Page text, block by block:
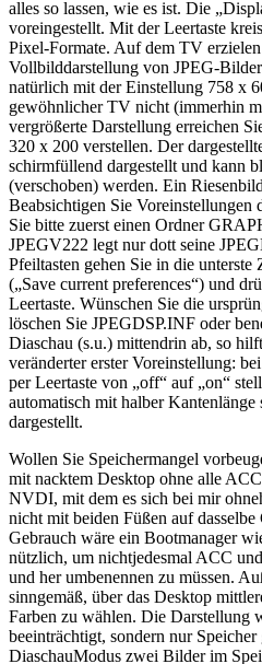
alles so lassen, wie es ist. Die
voreingestellt. Mit der Leertaste
Pixel-Formate. Auf dem TV
Vollbilddarstellung von JPEG-
natürlich mit der Einstellung 758 x
gewöhnlicher TV nicht (immerhin
vergrößerte Darstellung erreichen
320 x 200 verstellen. Der
schirmfüllend dargestellt und kann
(verschoben) werden. Ein
Beabsichtigen Sie Voreinstellungen
Sie bitte zuerst einen Ordner
JPEGV222 legt nur dott seine
Pfeiltasten gehen Sie in die unterste
(„Save current preferences“) und
Leertaste. Wünschen Sie die
löschen Sie JPEGDSP.INF oder
Diaschau (s.u.) mittendrin ab, so
veränderter erster Voreinstellung:
per Leertaste von „off“ auf „on“
automatisch mit halber
dargestellt.
Wollen Sie Speichermangel
mit nacktem Desktop ohne alle
NVDI, mit dem es sich bei mir
nicht mit beiden Füßen auf
Gebrauch wäre ein Bootmanager
nützlich, um nichtjedesmal ACC
und her umbenennen zu müssen.
sinngemäß, über das Desktop
Farben zu wählen. Die Darstellung
beeinträchtigt, sondern nur
DiaschauModus zwei Bilder im